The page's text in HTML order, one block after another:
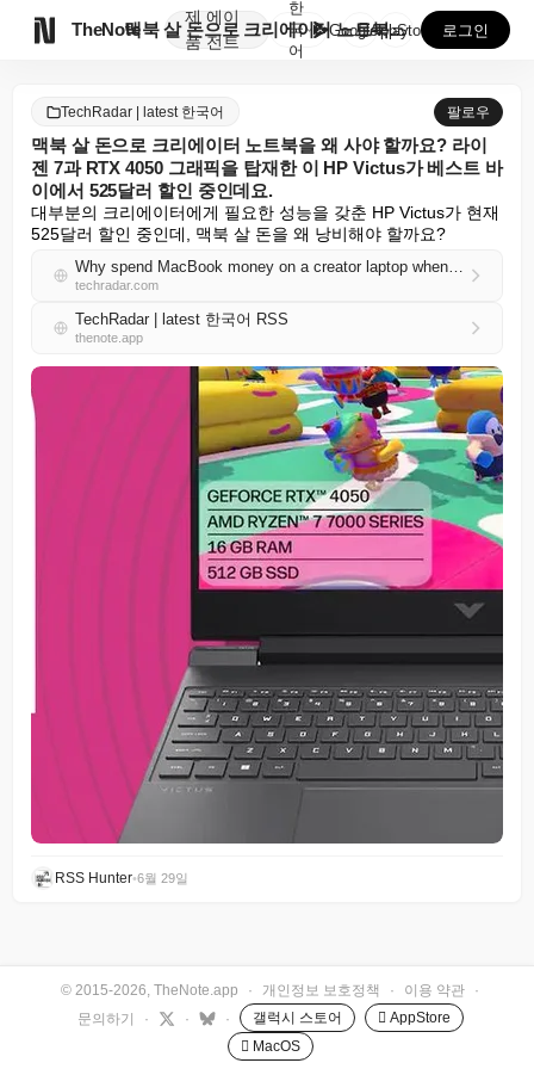
TheNote
제
품
에이
전트
맥북 살 돈으로 크리에이터 노트북을 왜 사야 할까요? ...
한
국
어
GooglePlay
AppStore 로그인
TechRadar | latest 한국어 팔로우
맥북 살 돈으로 크리에이터 노트북을 왜 사야 할까요? 라이
젠 7과 RTX 4050 그래픽을 탑재한 이 HP Victus가 베스트 바
이에서 525달러 할인 중인데요.
대부분의 크리에이터에게 필요한 성능을 갖춘 HP Victus가 현재
525달러 할인 중인데, 맥북 살 돈을 왜 낭비해야 할까요?
Why spend MacBook money on a creator laptop when this HP Victus with Ryzen 7 and RTX 4050 graphics is $525 off at Best Buy?
techradar.com
TechRadar | latest 한국어 RSS
thenote.app
RSS Hunter•6월 29일
© 2015-2026, TheNote.app · 개인정보 보호정책 · 이용 약관
·
문의하기
· · · 갤럭시 스토어
 AppStore
 MacOS